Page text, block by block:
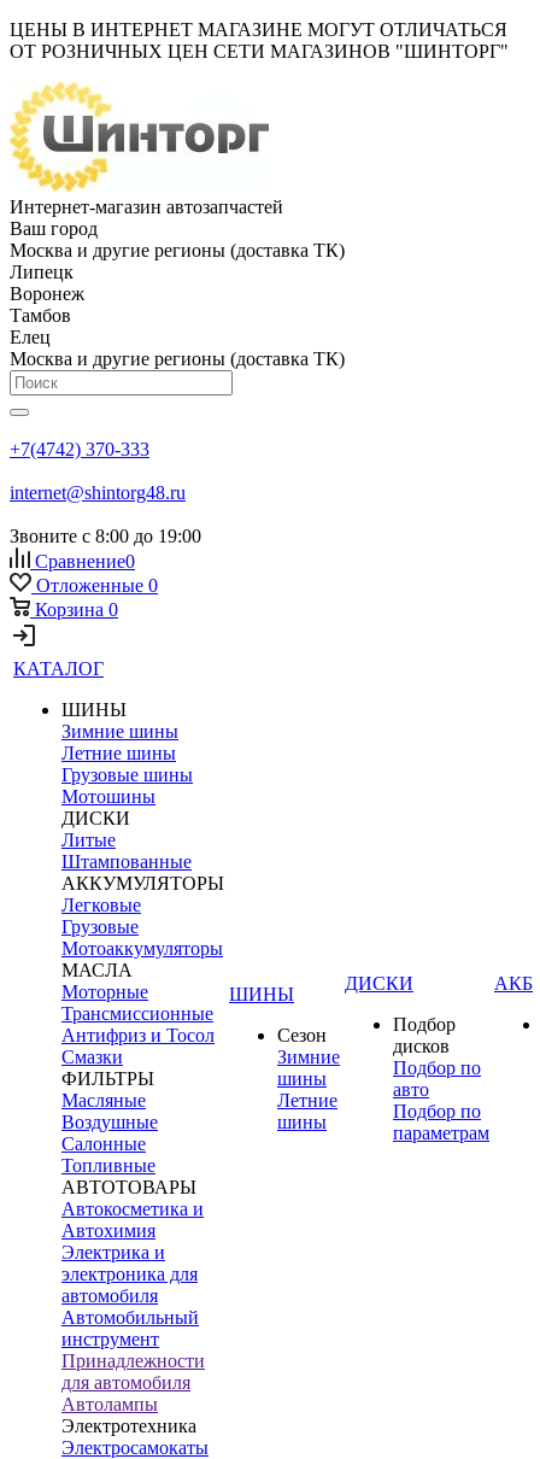
ЦЕНЫ В ИНТЕРНЕТ МАГАЗИНЕ МОГУТ ОТЛИЧАТЬСЯ
ОТ РОЗНИЧНЫХ ЦЕН СЕТИ МАГАЗИНОВ "ШИНТОРГ"
Интернет-магазин автозапчастей
Ваш город
Москва и другие регионы (доставка ТК)
Липецк
Воронеж
Тамбов
Елец
Москва и другие регионы (доставка ТК)
+7(4742) 370-333
internet@shintorg48.ru
Звоните с 8:00 до 19:00
Сравнение0
Отложенные 0
Корзина 0
КАТАЛОГ
ШИНЫ
Зимние шины
Летние шины
Грузовые шины
Мотошины
ДИСКИ
Литые
Штампованные
АККУМУЛЯТОРЫ
Легковые
Грузовые
Мотоаккумуляторы
МАСЛА
Моторные
Трансмиссионные
Антифриз и Тосол
Смазки
ФИЛЬТРЫ
Масляные
Воздушные
Салонные
Топливные
АВТОТОВАРЫ
Автокосметика и
Автохимия
Электрика и
электроника для
автомобиля
Автомобильный
инструмент
Принадлежности
для автомобиля
Автолампы
Электротехника
Электросамокаты
ШИНЫ
Сезон
Зимние
шины
Летние
шины
ДИСКИ
Подбор
дисков
Подбор по
авто
Подбор по
параметрам
АКБ